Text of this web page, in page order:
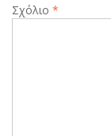
Σχόλιο *